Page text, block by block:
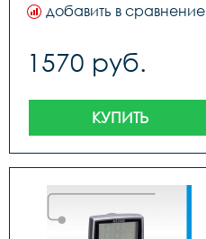
добавить в сравнение
1570 руб.
КУПИТЬ